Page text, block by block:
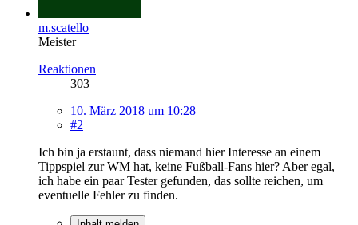
m.scatello
Meister
Reaktionen
303
10. März 2018 um 10:28
#2
Ich bin ja erstaunt, dass niemand hier Interesse an einem
Tippspiel zur WM hat, keine Fußball-Fans hier? Aber egal,
ich habe ein paar Tester gefunden, das sollte reichen, um
eventuelle Fehler zu finden.